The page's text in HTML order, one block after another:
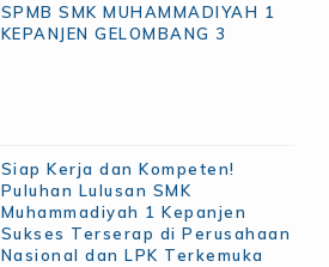
SPMB SMK MUHAMMADIYAH 1
KEPANJEN GELOMBANG 3
Siap Kerja dan Kompeten!
Puluhan Lulusan SMK
Muhammadiyah 1 Kepanjen
Sukses Terserap di Perusahaan
Nasional dan LPK Terkemuka